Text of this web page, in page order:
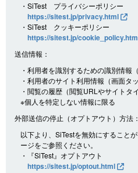
・SiTest プライバシーポリシー
https://sitest.jp/privacy.html
・SiTest クッキーポリシー
https://sitest.jp/
送信情報：
・利用者を識別するための識別情報
・利用者のサイト利用情報（画面タ
・閲覧の履歴（閲覧URLやサイトタ
※個人を特定しない情報に限る
外部送信の停止（オプトアウト）方法：
以下より、SiTestを無効にすること
ージをご参照ください。
・『SiTest』オプトアウト
https://sitest.jp/optout.html